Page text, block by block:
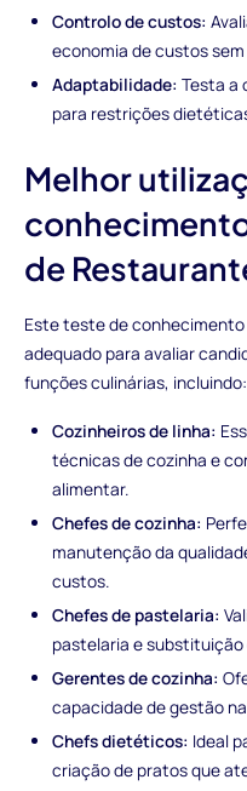
Controlo de custos:
economia de custos
Adaptabilidade: Testa a
para restrições
Melhor
de
Este teste de
adequado para avaliar
funções culinárias, incluindo:
Cozinheiros de linha:
técnicas de cozinha e
alimentar.
Chefes de cozinha:
manutenção da
custos.
Chefes de pastelaria:
pastelaria e substituição
Gerentes de cozinha:
capacidade de gestão
Chefs dietéticos: Ideal
criação de pratos que